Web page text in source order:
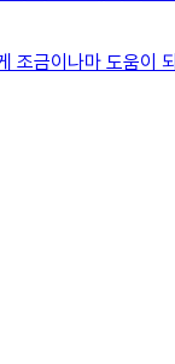
조금이나마 도움이